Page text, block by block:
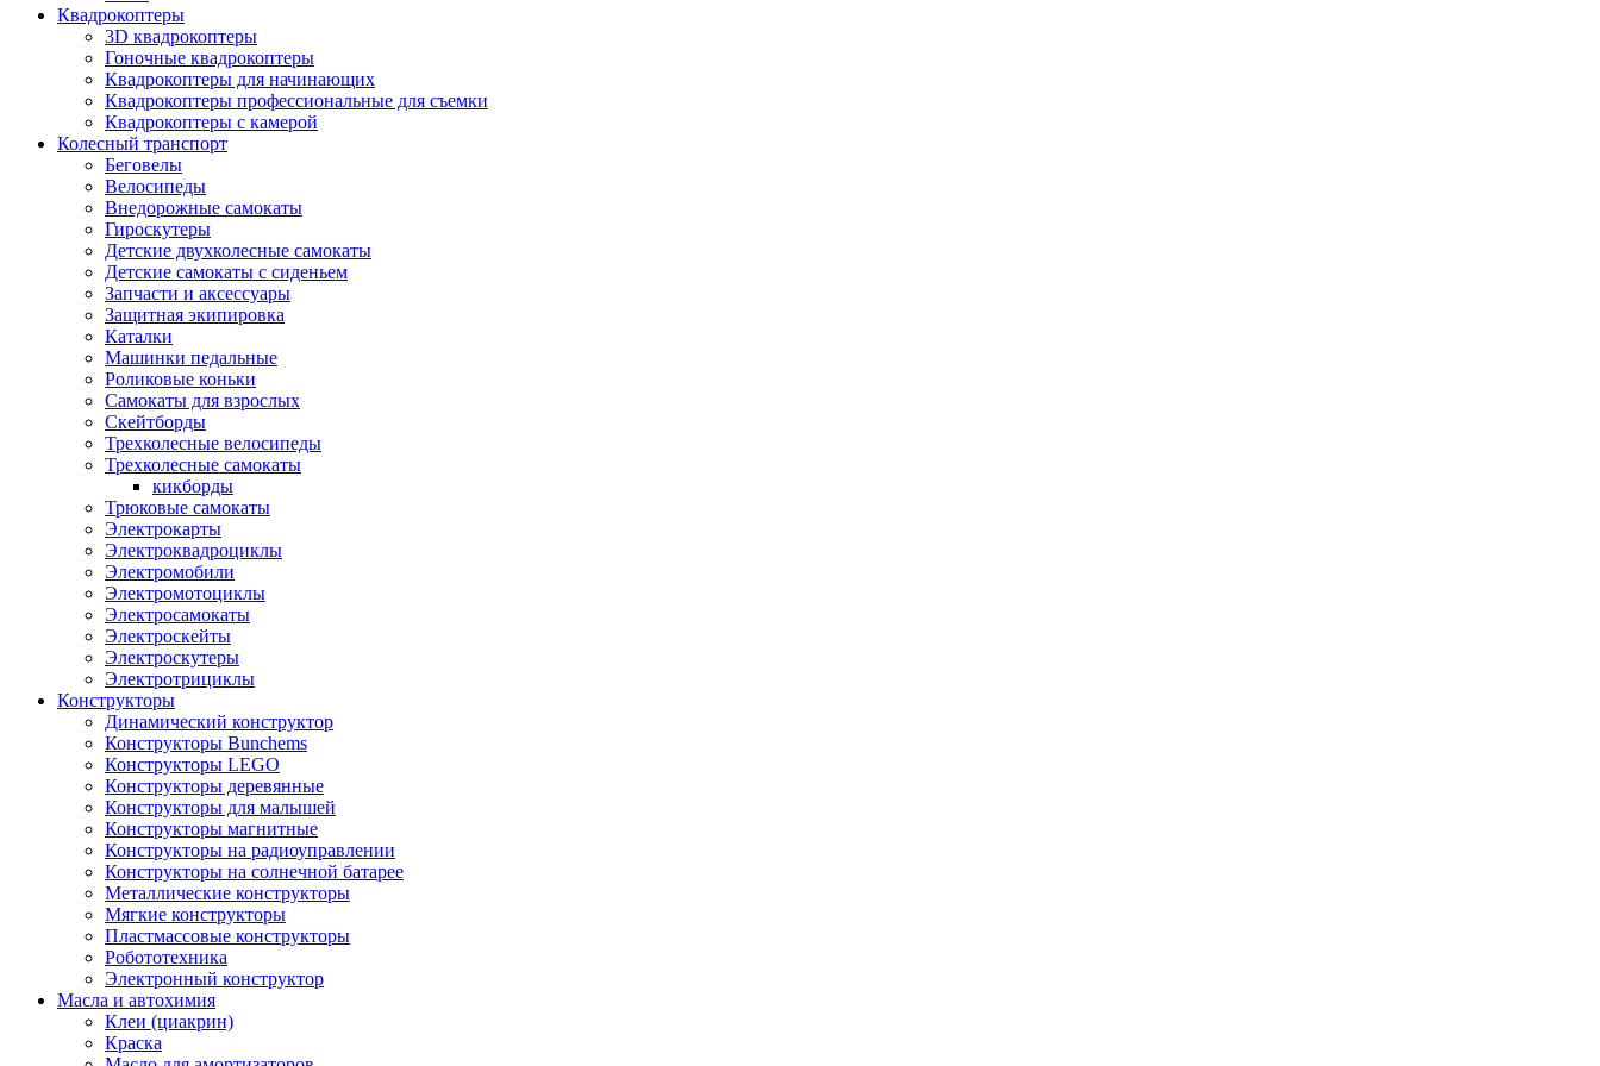
Квадрокоптеры
3D квадрокоптеры
Гоночные квадрокоптеры
Квадрокоптеры для начинающих
Квадрокоптеры профессиональные для съемки
Квадрокоптеры с камерой
Колесный транспорт
Беговелы
Велосипеды
Внедорожные самокаты
Гироскутеры
Детские двухколесные самокаты
Детские самокаты с сиденьем
Запчасти и аксессуары
Защитная экипировка
Каталки
Машинки педальные
Роликовые коньки
Самокаты для взрослых
Скейтборды
Трехколесные велосипеды
Трехколесные самокаты
кикборды
Трюковые самокаты
Электрокарты
Электроквадроциклы
Электромобили
Электромотоциклы
Электросамокаты
Электроскейты
Электроскутеры
Электротрициклы
Конструкторы
Динамический конструктор
Конструкторы Bunchems
Конструкторы LEGO
Конструкторы деревянные
Конструкторы для малышей
Конструкторы магнитные
Конструкторы на радиоуправлении
Конструкторы на солнечной батарее
Металлические конструкторы
Мягкие конструкторы
Пластмассовые конструкторы
Робототехника
Электронный конструктор
Масла и автохимия
Клеи (циакрин)
Краска